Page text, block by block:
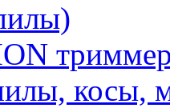
косы,